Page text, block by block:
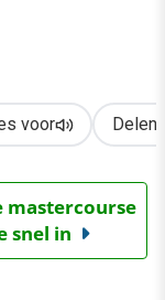
voor Delen
mastercourse
snel in